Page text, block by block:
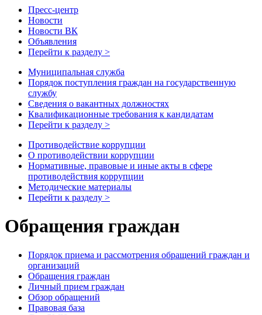
Пресс-центр
Новости
Новости ВК
Объявления
Перейти к разделу >
Муниципальная служба
Порядок поступления граждан на государственную
службу
Сведения о вакантных должностях
Квалификационные требования к кандидатам
Перейти к разделу >
Противодействие коррупции
О противодействии коррупции
Нормативные, правовые и иные акты в сфере
противодействия коррупции
Методические материалы
Перейти к разделу >
Обращения граждан
Порядок приема и рассмотрения обращений граждан и
организаций
Обращения граждан
Личный прием граждан
Обзор обращений
Правовая база